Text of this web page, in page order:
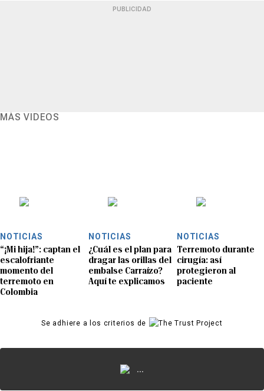
PUBLICIDAD
MÁS VIDEOS
NOTICIAS
“¡Mi hija!”: captan el
escalofriante
momento del
terremoto en
Colombia
NOTICIAS
¿Cuál es el plan para
dragar las orillas del
embalse Carraízo?
Aquí te explicamos
NOTICIAS
Terremoto durante
cirugía: así
protegieron al
paciente
Se adhiere a los criterios de
...